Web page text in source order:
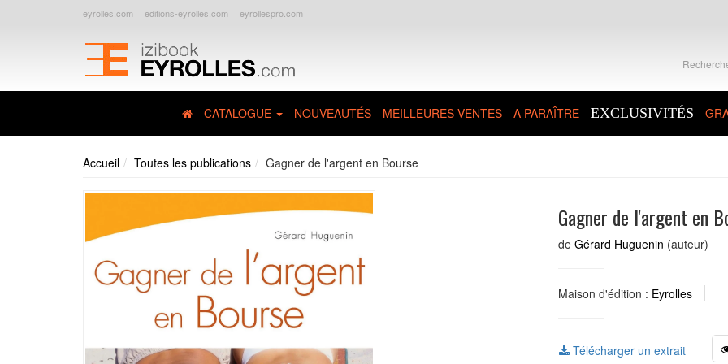
eyrolles.com editions-eyrolles.com eyrollespro.com
CATALOGUE NOUVEAUTÉS MEILLEURES VENTES A PARAÎTRE EXCLUSIVITÉS
Accueil Toutes les publications Gagner de l'argent en Bourse
Gagner de l'argent en
de Gérard Huguenin (auteur)
Maison d'édition : Eyrolles
Télécharger un extrait